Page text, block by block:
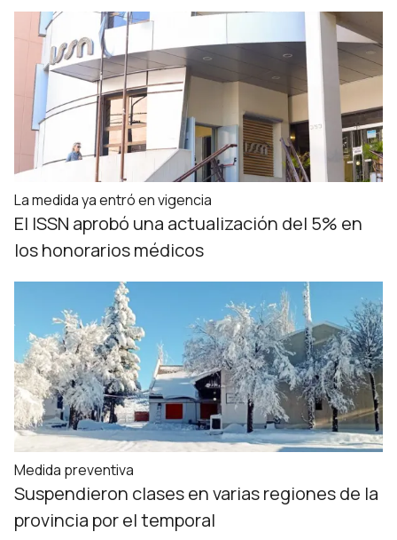
La medida ya entró en vigencia
El ISSN aprobó una actualización del 5% en
los honorarios médicos
Medida preventiva
Suspendieron clases en varias regiones de la
provincia por el temporal